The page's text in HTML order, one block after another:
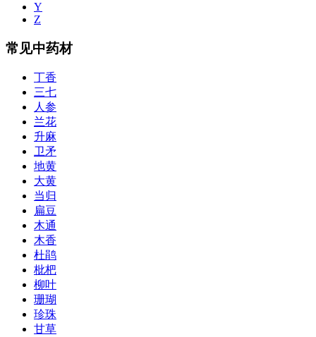
Y
Z
常见中药材
丁香
三七
人参
兰花
升麻
卫矛
地黄
大黄
当归
扁豆
木通
木香
杜鹃
枇杷
柳叶
珊瑚
珍珠
甘草